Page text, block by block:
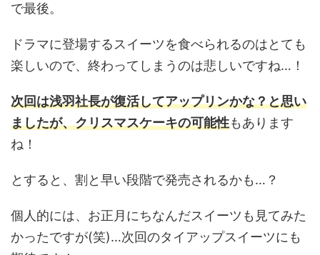
で最後。
ドラマに登場するスイーツを食べられるのはとても
楽しいので、終わってしまうのは悲しいですね…！
次回は浅羽社長が復活してアップリンかな？と思い
ましたが、クリスマスケーキの可能性もあります
ね！
とすると、割と早い段階で発売されるかも…？
個人的には、お正月にちなんだスイーツも見てみた
かったですが(笑)…次回のタイアップスイーツにも